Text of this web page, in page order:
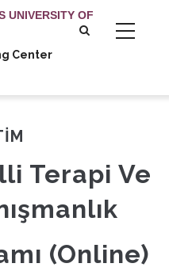
UNIVERSITY OF
Center
Terapi Ve
(Online)